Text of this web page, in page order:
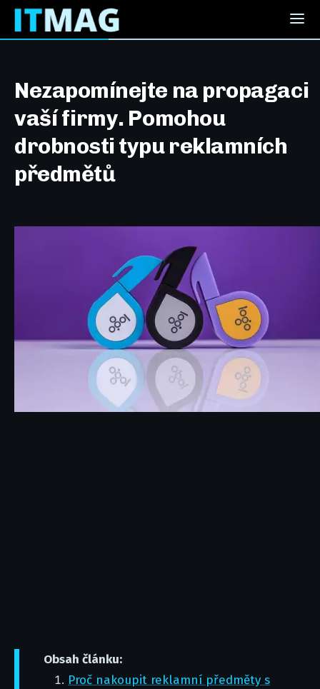
Nezapomínejte na propagaci
vaší firmy. Pomohou
drobnosti typu reklamních
předmětů
Obsah článku:
Proč nakoupit reklamní předměty s